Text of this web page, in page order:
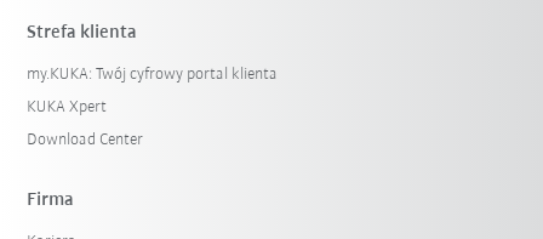
Strefa klienta
my.KUKA: Twój cyfrowy portal klienta
KUKA Xpert
Download Center
Firma